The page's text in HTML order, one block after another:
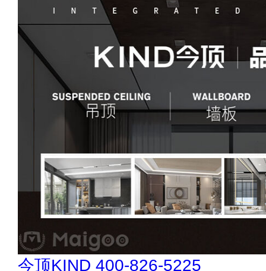
创星地板 400-0519-398